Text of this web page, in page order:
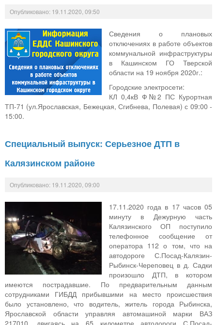
Опубликовано: 19.11.2020, 09:50
Сведения о плановых
отключениях в работе объектов
коммунальной инфраструктуры
в Кашинском ГО Тверской
области на 19 ноября 2020г.:
Городские электросети:
КЛ 0,4кВ Ф№2 ПС Курортная
ТП-71 (ул.Ярославская, Бежецкая, Сгибнева, Полевая) с 09:00 -
15:00.
Специальный выпуск: Серьезное ДТП в
Калязинском районе
Опубликовано: 19.11.2020, 09:00
17.11.2020 года в 17 часов 05
минуту в Дежурную часть
Калязинского ОП поступило
телефонное сообщение от
оператора 112 о том, что на
автодороге С.Посад-Калязин-
Рыбинск-Череповец в д. Садки
произошло ДТП, в котором
имеются пострадавшие. По предварительным данным
сотрудниками ГИБДД прибывшими на место происшествия
было установлено, что водитель, житель города Рыбинска,
Ярославской области управляя автомашиной марки ВАЗ